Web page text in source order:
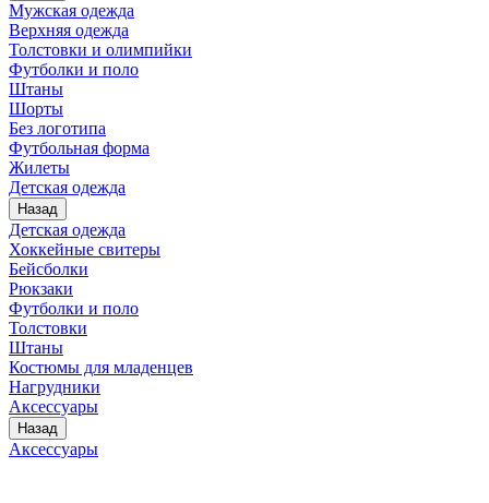
Мужская одежда
Верхняя одежда
Толстовки и олимпийки
Футболки и поло
Штаны
Шорты
Без логотипа
Футбольная форма
Жилеты
Детская одежда
Назад
Детская одежда
Хоккейные свитеры
Бейсболки
Рюкзаки
Футболки и поло
Толстовки
Штаны
Костюмы для младенцев
Нагрудники
Аксессуары
Назад
Аксессуары